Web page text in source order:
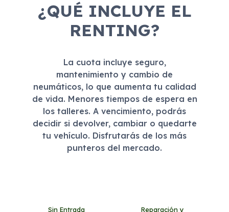
¿QUÉ INCLUYE EL
RENTING?
La cuota incluye seguro,
mantenimiento y cambio de
neumáticos, lo que aumenta tu calidad
de vida. Menores tiempos de espera en
los talleres. A vencimiento, podrás
decidir si devolver, cambiar o quedarte
tu vehículo. Disfrutarás de los más
punteros del mercado.
Sin Entrada Reparación y